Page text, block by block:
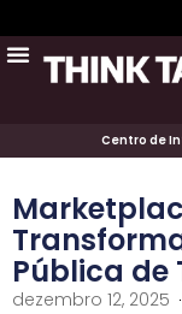
Centro de
Pública de
dezembro 12, 2025